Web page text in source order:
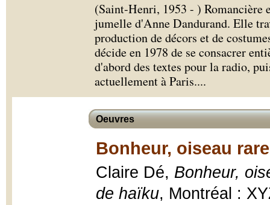
(Saint-Henri, 1953 - ) Romancière
jumelle d'Anne Dandurand. Elle
production de décors et de
décide en 1978 de se consacrer
d'abord des textes pour la radio,
actuellement à Paris....
Oeuvres
Bonheur, oiseau
Claire Dé, Bonheur,
de haïku, Montréal :